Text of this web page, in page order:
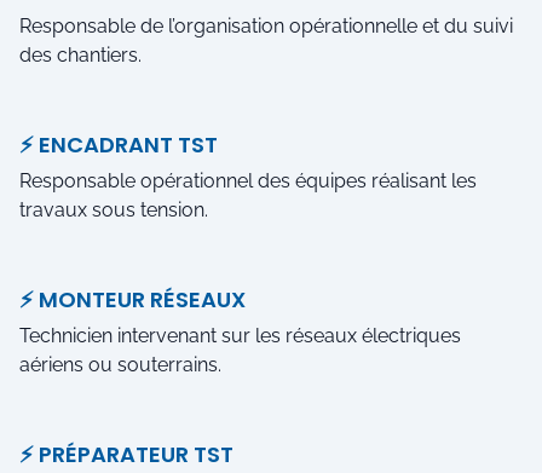
Responsable de l’organisation opérationnelle et du suivi
des chantiers.
⚡ ENCADRANT TST
Responsable opérationnel des équipes réalisant les
travaux sous tension.
⚡ MONTEUR RÉSEAUX
Technicien intervenant sur les réseaux électriques
aériens ou souterrains.
⚡ PRÉPARATEUR TST